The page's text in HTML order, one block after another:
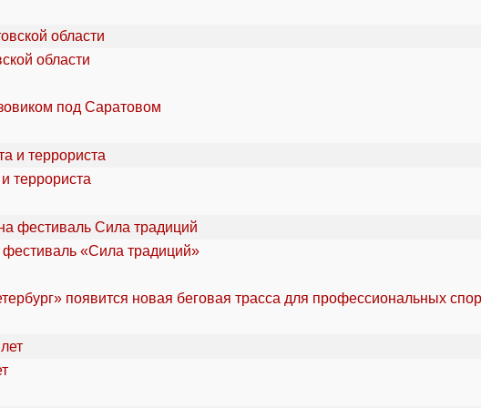
области
под Саратовом
террориста
фестиваль «Сила традиций»
появится новая беговая трасса для профессиональных